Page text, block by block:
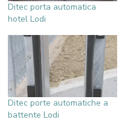
Ditec porta automatica
hotel Lodi
Ditec porte automatiche a
battente Lodi